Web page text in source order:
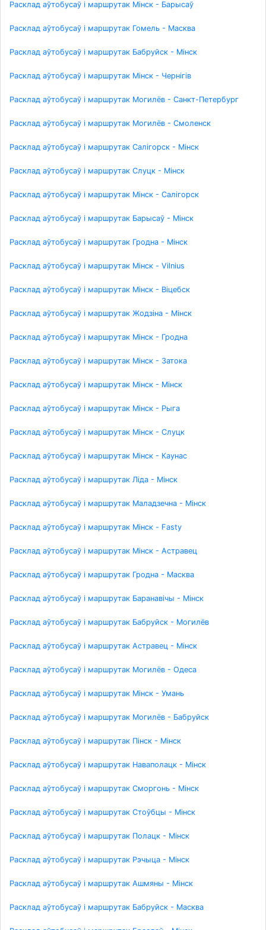
Расклад аўтобусаў і маршрутак Мінск - Барысаў
Расклад аўтобусаў і маршрутак Гомель - Масква
Расклад аўтобусаў і маршрутак Бабруйск - Мінск
Расклад аўтобусаў і маршрутак Мінск - Чернігів
Расклад аўтобусаў і маршрутак Могилёв - Санкт-Петербург
Расклад аўтобусаў і маршрутак Могилёв - Смоленск
Расклад аўтобусаў і маршрутак Салігорск - Мінск
Расклад аўтобусаў і маршрутак Слуцк - Мінск
Расклад аўтобусаў і маршрутак Мінск - Салігорск
Расклад аўтобусаў і маршрутак Барысаў - Мінск
Расклад аўтобусаў і маршрутак Гродна - Мінск
Расклад аўтобусаў і маршрутак Мінск - Vilnius
Расклад аўтобусаў і маршрутак Мінск - Віцебск
Расклад аўтобусаў і маршрутак Жодзіна - Мінск
Расклад аўтобусаў і маршрутак Мінск - Гродна
Расклад аўтобусаў і маршрутак Мінск - Затока
Расклад аўтобусаў і маршрутак Мінск - Мінск
Расклад аўтобусаў і маршрутак Мінск - Рыга
Расклад аўтобусаў і маршрутак Мінск - Слуцк
Расклад аўтобусаў і маршрутак Мінск - Каунас
Расклад аўтобусаў і маршрутак Ліда - Мінск
Расклад аўтобусаў і маршрутак Маладзечна - Мінск
Расклад аўтобусаў і маршрутак Мінск - Fasty
Расклад аўтобусаў і маршрутак Мінск - Астравец
Расклад аўтобусаў і маршрутак Гродна - Масква
Расклад аўтобусаў і маршрутак Баранавічы - Мінск
Расклад аўтобусаў і маршрутак Бабруйск - Могилёв
Расклад аўтобусаў і маршрутак Астравец - Мінск
Расклад аўтобусаў і маршрутак Могилёв - Одеса
Расклад аўтобусаў і маршрутак Мінск - Умань
Расклад аўтобусаў і маршрутак Могилёв - Бабруйск
Расклад аўтобусаў і маршрутак Пінск - Мінск
Расклад аўтобусаў і маршрутак Наваполацк - Мінск
Расклад аўтобусаў і маршрутак Сморгонь - Мінск
Расклад аўтобусаў і маршрутак Стоўбцы - Мінск
Расклад аўтобусаў і маршрутак Полацк - Мінск
Расклад аўтобусаў і маршрутак Рэчыца - Мінск
Расклад аўтобусаў і маршрутак Ашмяны - Мінск
Расклад аўтобусаў і маршрутак Бабруйск - Масква